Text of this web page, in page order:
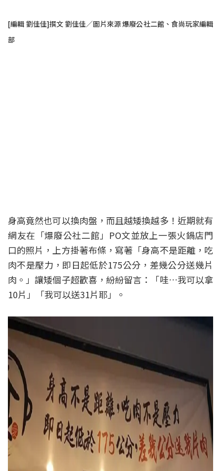
[編輯 劉佳佳]撰文 劉佳佳／圖片來源 爆廢公社二館、食尚玩家編輯
部
身高竟然也可以換肉盤，而且越矮換越多！近期就有
網友在「爆廢公社二館」PO文並放上一張火鍋店門
口的照片，上方掛著布條，寫著「身高不是距離，吃
肉不是壓力，即日起低於175公分，差幾公分送幾片
肉。」讓矮個子超歡喜，紛紛留言：「哇…我可以拿
10片」「我可以送31片耶」。